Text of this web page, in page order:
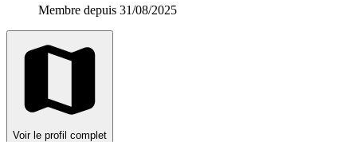
Membre depuis 31/08/2025
Voir le profil complet